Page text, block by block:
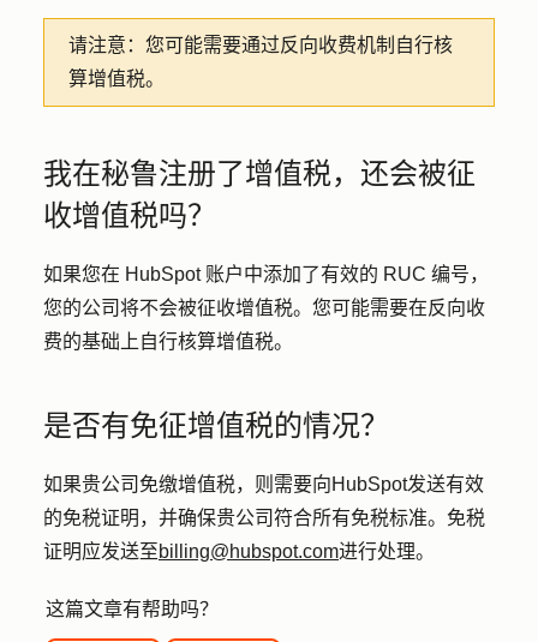
请注意： 您可能需要通过反向收费机制自行核
算增值税。
我在秘鲁注册了增值税，还会被征
收增值税吗？
如果您在 HubSpot 账户中添加了有效的 RUC 编号，
您的公司将不会被征收增值税。您可能需要在反向收
费的基础上自行核算增值税。
是否有免征增值税的情况？
如果贵公司免缴增值税，则需要向HubSpot发送有效
的免税证明，并确保贵公司符合所有免税标准。免税
证明应发送至billing@hubspot.com进行处理。
这篇文章有帮助吗？